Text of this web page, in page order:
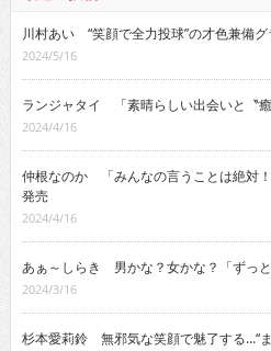
川村あい “笑顔で全力投球”の才色兼備
2024/5/16
ランジャタイ 「素晴らしい出会いと〝癒
2024/4/16
仲根なのか 「みんなの言うことは絶対
発売
2024/4/16
あぁ～しらき 男かな？女かな？「ずっと
2024/3/16
杉本愛莉鈴 無邪気な笑顔で魅了する…“